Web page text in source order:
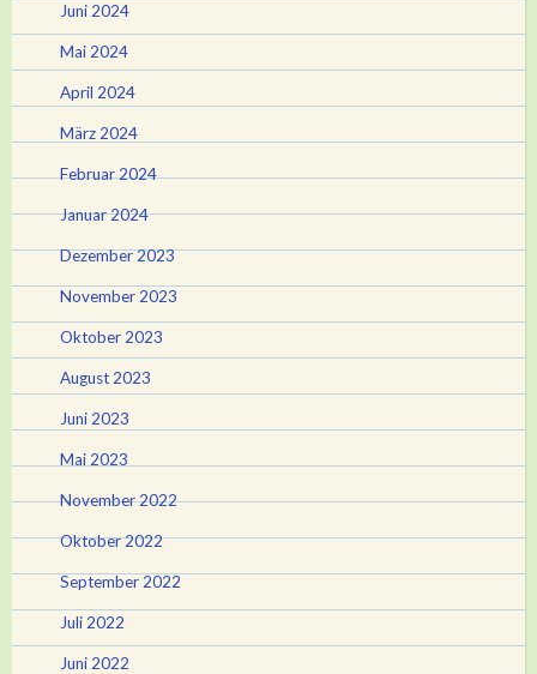
Juni 2024
Mai 2024
April 2024
März 2024
Februar 2024
Januar 2024
Dezember 2023
November 2023
Oktober 2023
August 2023
Juni 2023
Mai 2023
November 2022
Oktober 2022
September 2022
Juli 2022
Juni 2022